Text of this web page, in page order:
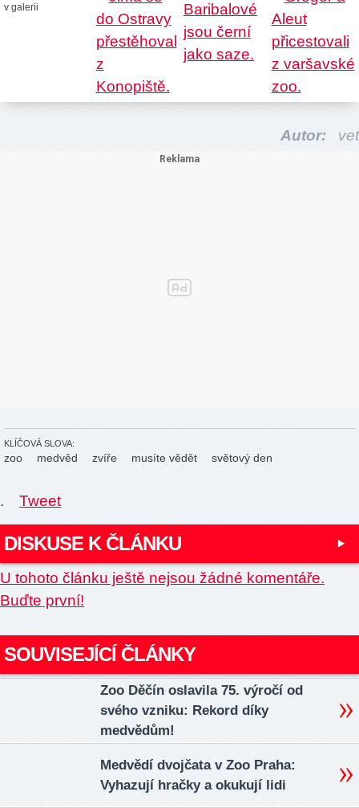
v galerii
Autor: vet
KLÍČOVÁ SLOVA:
zoo medvěd zvíře musíte vědět světový den
. Tweet
DISKUSE K ČLÁNKU
U tohoto článku ještě nejsou žádné komentáře.
Buďte první!
SOUVISEJÍCÍ ČLÁNKY
Zoo Děčín oslavila 75. výročí od
svého vzniku: Rekord díky
medvědům!
Medvědí dvojčata v Zoo Praha:
Vyhazují hračky a okukují lidi